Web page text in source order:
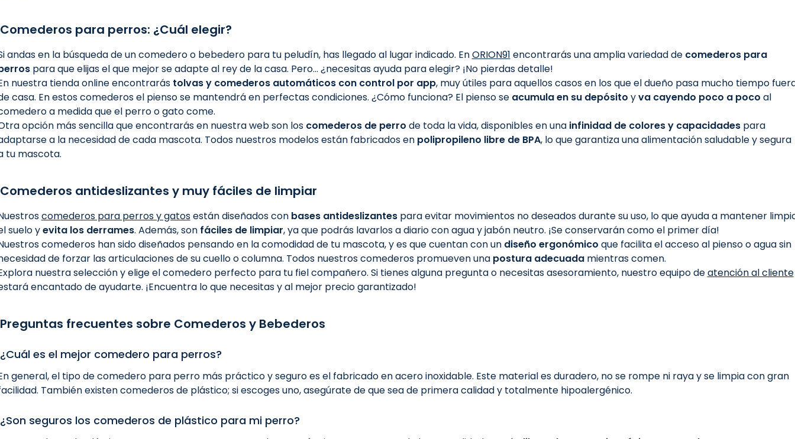
Comederos para perros: ¿Cuál elegir?
andas en la búsqueda de un comedero o bebedero para tu peludín, has llegado al lugar indicado. EnORION91 encontrarás una amplia variedad de comederos para
para que elijas el que mejor se adapte al rey de la casa. Pero… ¿necesitas ayuda para elegir? ¡No pierdas detalle!
nuestra tienda online encontrarás tolvas y comederos automáticos con control por app, muy útiles para aquellos casos en los que el dueño pasa mucho tiempo
casa. En estos comederos el pienso se mantendrá en perfectas condiciones. ¿Cómo funciona? El pienso se acumula en su depósito yva cayendo poco a poco al
a medida que el perro o gato come.
opción más sencilla que encontrarás en nuestra web son los comederos de perro de toda la vida, disponibles en una infinidad de colores y capacidadespara
a la necesidad de cada mascota. Todos nuestros modelos están fabricados en polipropileno libre de BPA, lo que garantiza una alimentación saludable y segura
tu mascota.
Comederos antideslizantes y muy fáciles de limpiar
comederos para perros y gatosestán diseñados con bases antideslizantespara evitar movimientos no deseados durante su uso, lo que ayuda a mantener
suelo yevita los derrames. Además, son fáciles de limpiar, ya que podrás lavarlos a diario con agua y jabón neutro. ¡Se conservarán como el primer día!
comederos han sido diseñados pensando en la comodidad de tu mascota, y es que cuentan con un diseño ergonómico que facilita el acceso al pienso o agua sin
de forzar las articulaciones de su cuello o columna. Todos nuestros comederos promueven una postura adecuadamientras comen.
nuestra selección y elige el comedero perfecto para tu fiel compañero. Si tienes alguna pregunta o necesitas asesoramiento, nuestro equipo deatención al cliente
encantado de ayudarte. ¡Encuentra lo que necesitas y al mejor precio garantizado!
Preguntas frecuentes sobre Comederos y Bebederos
¿Cuál es el mejor comedero para perros?
general, el tipo de comedero para perro más práctico y seguro es el fabricado en acero inoxidable. Este material es duradero, no se rompe ni raya y se limpia con gran
También existen comederos de plástico; si escoges uno, asegúrate de que sea de primera calidad y totalmente hipoalergénico.
¿Son seguros los comederos de plástico para mi perro?